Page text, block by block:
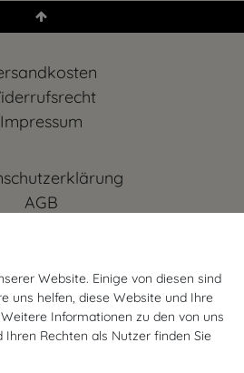
Impressum
AGB
widerrufen
(anmelden)
FAQ
Website. Einige von diesen sind
uns helfen, diese Website und Ihre
Informationen zu den von uns
Rechten als Nutzer finden Sie